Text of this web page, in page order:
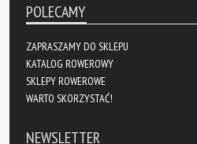
POLECAMY
ZAPRASZAMY DO SKLEPU
KATALOG ROWEROWY
SKLEPY ROWEROWE
WARTO SKORZYSTAĆ!
NEWSLETTER